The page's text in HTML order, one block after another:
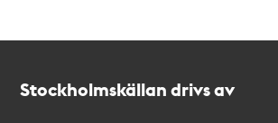
Stockholmskällan drivs av